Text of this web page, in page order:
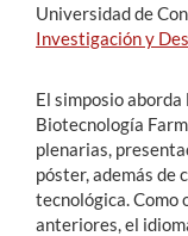
Universidad de
Investigación y
El simposio
Biotecnología
plenarias,
póster, además de
tecnológica. Como
anteriores, el